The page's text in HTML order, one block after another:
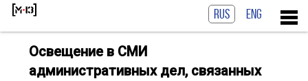
RUS ENG
Освещение в СМИ
административных дел, связанных